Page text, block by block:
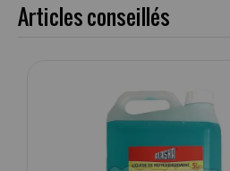
Articles conseillés